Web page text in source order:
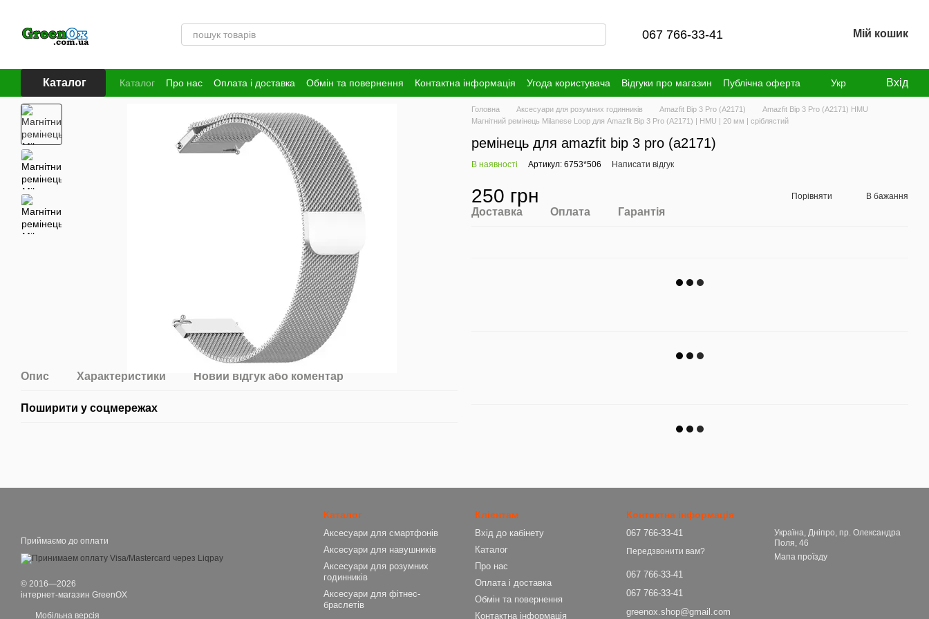
067 766-33-41 Мій кошик
Каталог Каталог Про нас Оплата і доставка Обмін та повернення Контактна інформація Угода користувача Відгуки про магазин Публічна оферта Укр Вхід
Опис Характеристики Новий відгук або коментар
Поширити у соцмережах
Головна Аксесуари для розумних годинників Amazfit Bip 3 Pro (A2171)
Amazfit Bip 3 Pro (A2171) HMU
Магнітний ремінець Milanese Loop для Amazfit Bip 3 Pro (A2171) | HMU | 20 мм | сріблястий
ремінець для amazfit bip 3 pro (a2171)
В наявності Артикул: 6753*506 Написати відгук
250 грн Порівняти В бажання
Доставка Оплата Гарантія
Приймаємо до оплати
© 2016—2026
інтернет-магазин GreenOX
Мобільна версія
Каталог
Аксесуари для смартфонів
Аксесуари для навушників
Аксесуари для розумних
годинників
Аксесуари для фітнес-
браслетів
Клієнтам
Вхід до кабінету
Каталог
Про нас
Оплата і доставка
Обмін та повернення
Контактна інформація
Контактна інформація
067 766-33-41
Передзвонити вам?
067 766-33-41
067 766-33-41
greenox.shop@gmail.com
Україна, Дніпро, пр. Олександра
Поля, 46
Мапа проїзду